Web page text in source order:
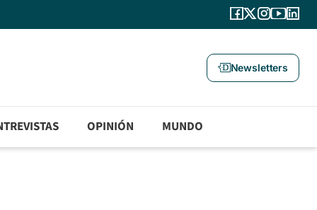
Newsletters
OPINIÓN MUNDO